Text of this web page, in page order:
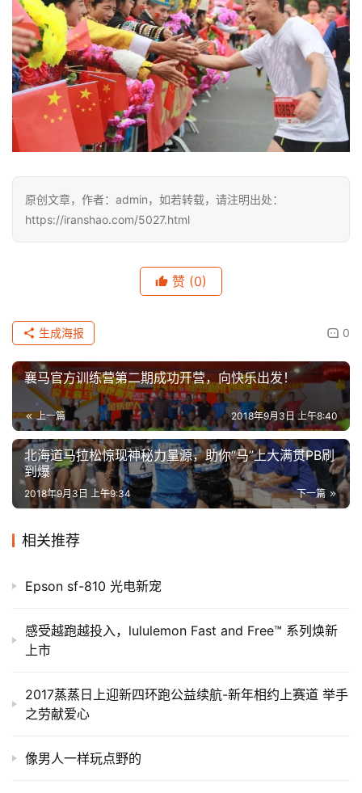
原创文章，作者：admin，如若转载，请注明出处：
https://iranshao.com/5027.html
赞 (0)
0
生成海报
襄马官方训练营第二期成功开营，向快乐出发！
上一篇 2018年9月3日 上午8:40
北海道马拉松惊现神秘力量源，助你“马”上大满贯PB刷
到爆
下一篇
2018年9月3日 上午9:34
相关推荐
Epson sf-810 光电新宠
感受越跑越投入，lululemon Fast and Free™ 系列焕新
上市
2017蒸蒸日上迎新四环跑公益续航-新年相约上赛道 举手
之劳献爱心
像男人一样玩点野的